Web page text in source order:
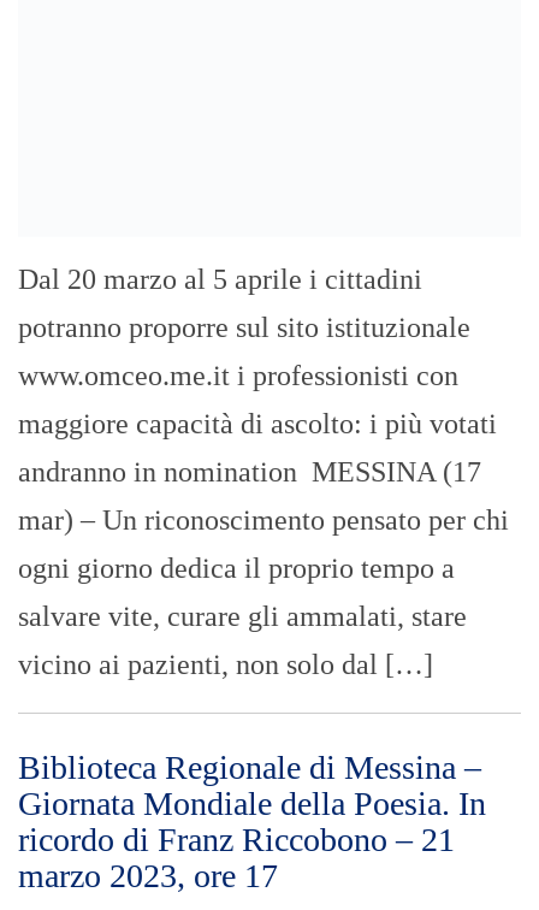
marzo 2023, ore 17
Martedì 21 marzo 2023, alle ore 17, la
Biblioteca Regionale di Messina attende
presso la Sala Lettura, utenti abituali e
nuovi per uno stimolante momento
culturale in occasione della Giornata
Mondiale della Poesia. Il linguaggio
universale della lirica poetica, espressione
tempo e con valore che prescinde i
riferimenti spaziali, verrà […]